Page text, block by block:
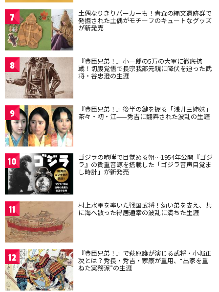
7 土偶なりきりパーカーも！青森の縄文遺跡群で
発掘された土偶がモチーフのキュートなグッズ
が新発売
8 『豊臣兄弟！』小一郎の5万の大軍に徹底抗
戦！切腹覚悟で長宗我部元親に降伏を迫った武
将・谷忠澄の生涯
9 『豊臣兄弟！』後半の鍵を握る「浅井三姉妹」
茶々・初・江——秀吉に翻弄された波乱の生涯
10 ゴジラの咆哮で目覚める朝…1954年公開『ゴジ
ラ』の貴重音源を搭載した「ゴジラ音声目覚ま
し時計」が新発売
11 村上水軍を率いた戦国武将！幼い弟を支え、共
に海へ散った得居通幸の波乱に満ちた生涯
12 『豊臣兄弟！』で萩原護が演じる武将・小堀正
次とは？秀長・秀吉・家康が重用、“出家を重
ねた実務派”の生涯